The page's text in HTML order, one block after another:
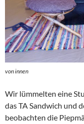
von innen
Wir lümmelten eine
das TA Sandwich und
beobachten die